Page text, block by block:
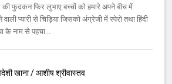
की फुदकन फिर लुभाए बच्चों को हमारे अपने बीच में
प्यारी से चिड़िया जिसको अंग्रेजी में स्पेरो तथा हिंदी
के नाम से पहचा...
खाना / आशीष श्रीवास्तव